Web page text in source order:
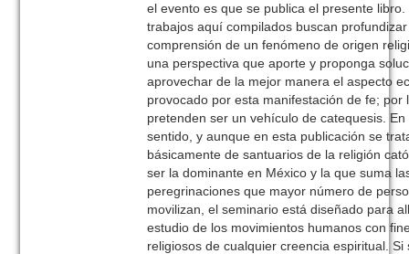
el evento es que se publica el presente libro.
trabajos aquí compilados buscan
comprensión de un fenómeno de origen
una perspectiva que aporte y proponga
aprovechar de la mejor manera el aspecto
provocado por esta manifestación de fe; por
pretenden ser un vehículo de catequesis. En
sentido, y aunque en esta publicación se
básicamente de santuarios de la religión
ser la dominante en México y la que suma
peregrinaciones que mayor número de
movilizan, el seminario está diseñado para
estudio de los movimientos humanos con
religiosos de cualquier creencia espiritual. Si